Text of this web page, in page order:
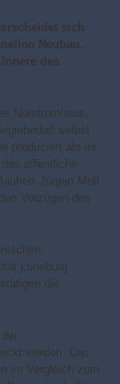
sich
Neubau.
des
Nurstromhaus,
selbst
produziert als es
öffentliche
Jürgen Molt
Vorzügen des
Lüneburg
die
werden. Das
im Vergleich zum